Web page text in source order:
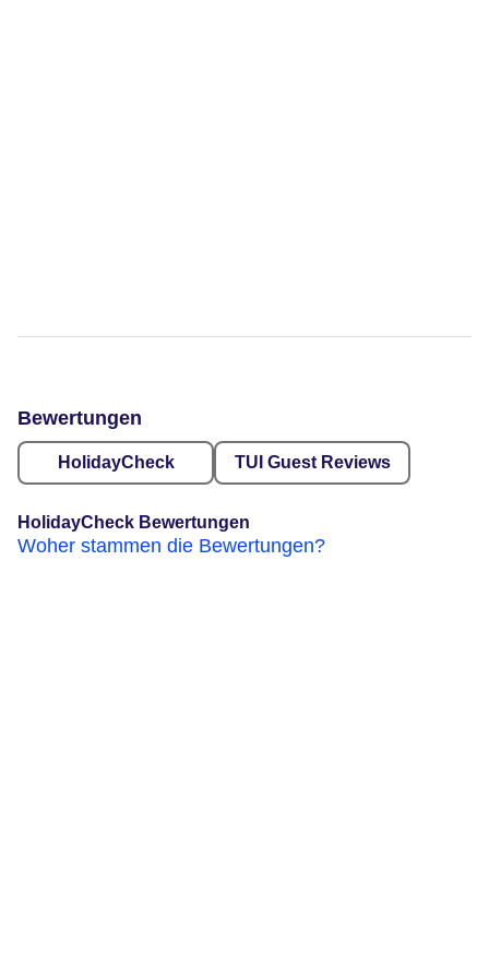
Bewertungen
HolidayCheck TUI Guest Reviews
HolidayCheck Bewertungen
Woher stammen die Bewertungen?